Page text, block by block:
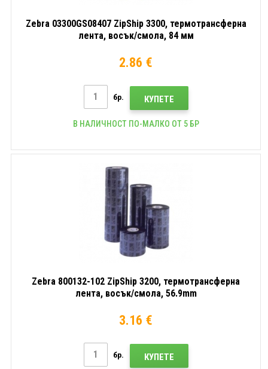
Zebra 03300GS08407 ZipShip 3300, термотрансферна
лента, восък/смола, 84 мм
2.86 €
бр. КУПЕТЕ
В НАЛИЧНОСТ ПО-МАЛКО ОТ 5 БР
Zebra 800132-102 ZipShip 3200, термотрансферна
лента, восък/смола, 56.9mm
3.16 €
бр. КУПЕТЕ